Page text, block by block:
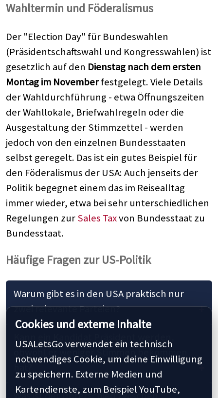
Wahltermin und Föderalismus
Der "Election Day" für Bundeswahlen
(Präsidentschaftswahl und Kongresswahlen) ist
gesetzlich auf den Dienstag nach dem ersten
Montag im Novemberfestgelegt. Viele Details
der Wahldurchführung - etwa Öffnungszeiten
der Wahllokale, Briefwahlregeln oder die
Ausgestaltung der Stimmzettel - werden
jedoch von den einzelnen Bundesstaaten
selbst geregelt. Das ist ein gutes Beispiel für
den Föderalismus der USA: Auch jenseits der
Politik begegnet einem das im Reisealltag
immer wieder, etwa bei sehr unterschiedlichen
Regelungen zurSales Taxvon Bundesstaat zu
Bundesstaat.
Häufige Fragen zur US-Politik
Warum gibt es in den USA praktisch nur
zwei relevante Parteien?
Cookies und externe Inhalte
USALetsGo verwendet ein technisch
notwendiges Cookie, um deine Einwilligung
zu speichern. Externe Medien und
Kartendienste, zum Beispiel YouTube,